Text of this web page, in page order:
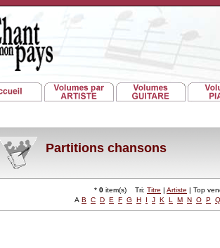
Partitions chansons
* 0 item(s) Tri: Titre | Artiste | Top
A B C D E F G H I J K L M N O P Q